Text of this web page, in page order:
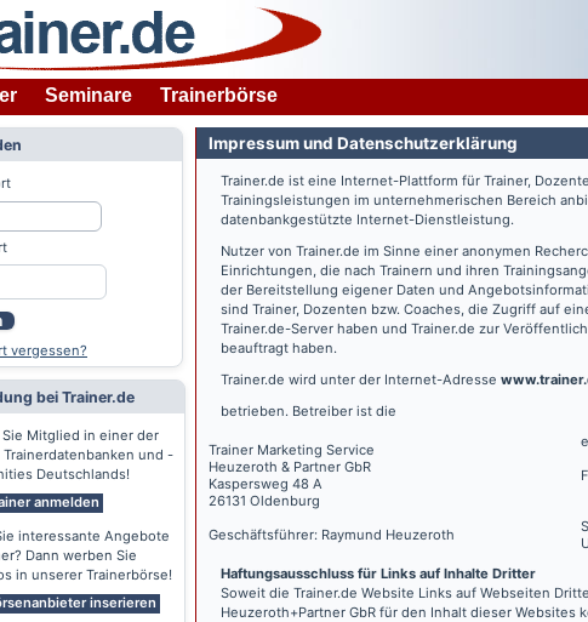
Seminare Trainerbörse
vergessen?
bei Trainer.de
Sie Mitglied in einer der
und -
Deutschlands!
anmelden
interessante Angebote
Dann werben Sie
in unserer Trainerbörse!
inserieren
Impressum und Datenschutzerklärung
Trainer.de ist eine Internet-Plattform für Trainer,
Trainingsleistungen im unternehmerischen Bereich
datenbankgestützte Internet-Dienstleistung.
Nutzer von Trainer.de im Sinne einer anonymen
Einrichtungen, die nach Trainern und ihren
der Bereitstellung eigener Daten und
sind Trainer, Dozenten bzw. Coaches, die Zugriff auf
Trainer.de-Server haben und Trainer.de zur
beauftragt haben.
Trainer.de wird unter der Internet-Adresse
betrieben. Betreiber ist die
Trainer Marketing Service
Heuzeroth & Partner GbR
Kaspersweg 48 A
26131 Oldenburg
Geschäftsführer: Raymund Heuzeroth
Haftungsausschluss für Links auf Inhalte Dritter
Soweit die Trainer.de Website Links auf Webseiten
Heuzeroth+Partner GbR für den Inhalt dieser Websites